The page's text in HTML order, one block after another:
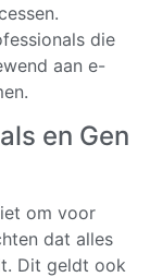
die
aan e-
en Gen
om voor
dat alles
Dit geldt ook